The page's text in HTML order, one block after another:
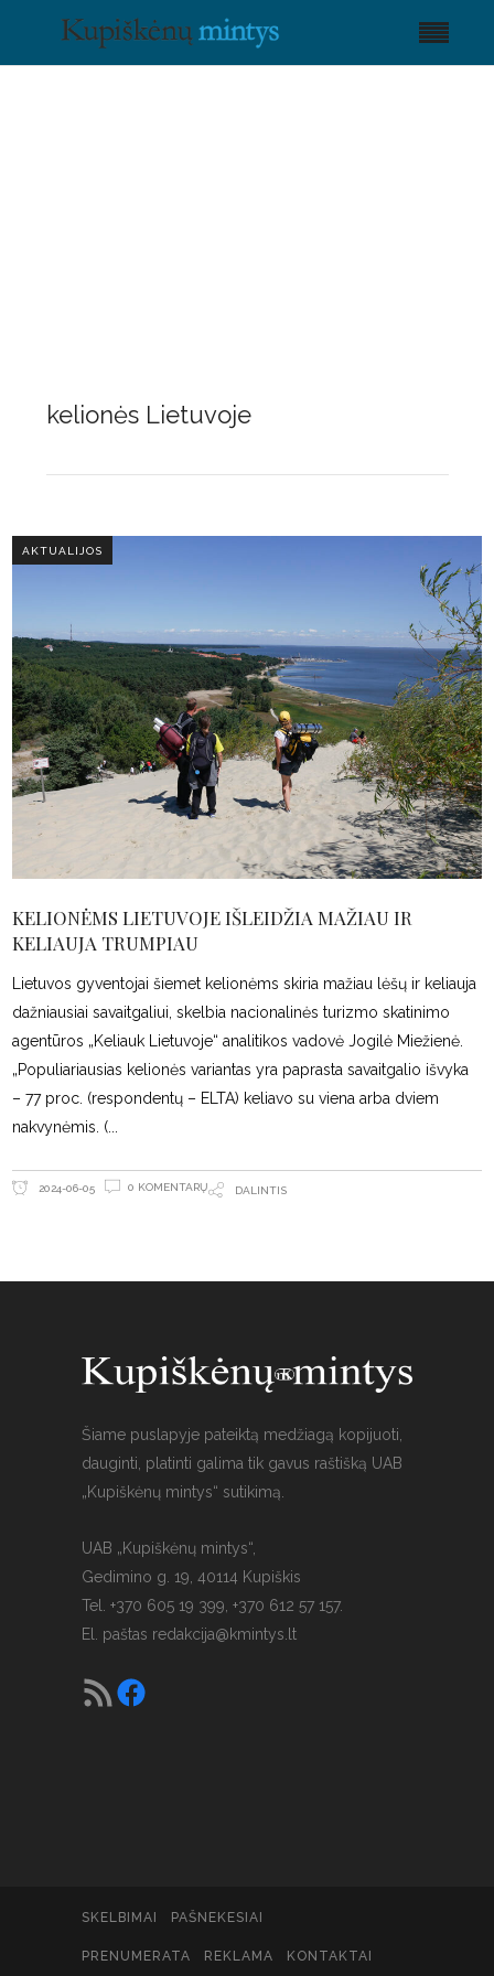
kelionės Lietuvoje
AKTUALIJOS
KELIONĖMS LIETUVOJE IŠLEIDŽIA MAŽIAU IR
KELIAUJA TRUMPIAU
Lietuvos gyventojai šiemet kelionėms skiria mažiau lėšų ir keliauja
dažniausiai savaitgaliui, skelbia nacionalinės turizmo skatinimo
agentūros „Keliauk Lietuvoje“ analitikos vadovė Jogilė Miežienė.
„Populiariausias kelionės variantas yra paprasta savaitgalio išvyka
– 77 proc. (respondentų – ELTA) keliavo su viena arba dviem
nakvynėmis. (
2024-06-05 0 KOMENTARŲ DALINTIS
Šiame puslapyje pateiktą medžiagą kopijuoti,
dauginti, platinti galima tik gavus raštišką UAB
„Kupiškėnų mintys“ sutikimą.
UAB „Kupiškėnų mintys“,
Gedimino g. 19, 40114 Kupiškis
Tel. +370 605 19 399, +370 612 57 157.
El. paštas redakcija@kmintys.lt
SKELBIMAI PAŠNEKESIAI
PRENUMERATA REKLAMA KONTAKTAI